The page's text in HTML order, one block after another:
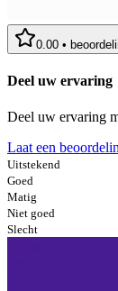
0.00 •
Deel uw ervaring
Deel uw ervaring
Laat een
Uitstekend
Goed
Matig
Niet goed
Slecht